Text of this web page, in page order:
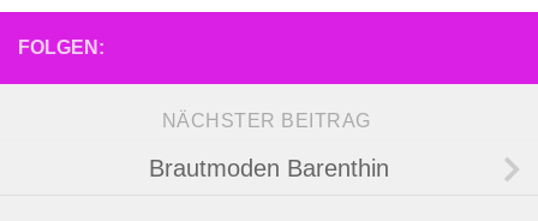
FOLGEN:
NÄCHSTER BEITRAG
Brautmoden Barenthin